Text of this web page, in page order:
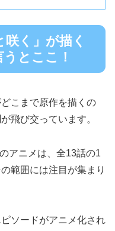
く」が描く
とここ！
こまで原作を描くの
飛び交っています。
アニメは、全13話の1
範囲には注目が集まり
ソードがアニメ化され